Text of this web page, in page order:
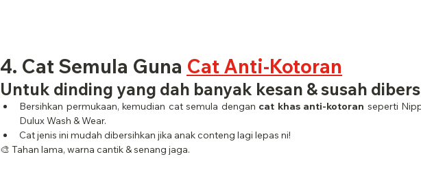
4. Cat Semula Guna Cat Anti-Kotoran
Untuk dinding yang dah banyak kesan & susah
Bersihkan permukaan, kemudian cat semula dengan cat khas anti-kotoran seperti
Dulux Wash & Wear.
Cat jenis ini mudah dibersihkan jika anak conteng lagi lepas ni!
🎨 Tahan lama, warna cantik & senang jaga.